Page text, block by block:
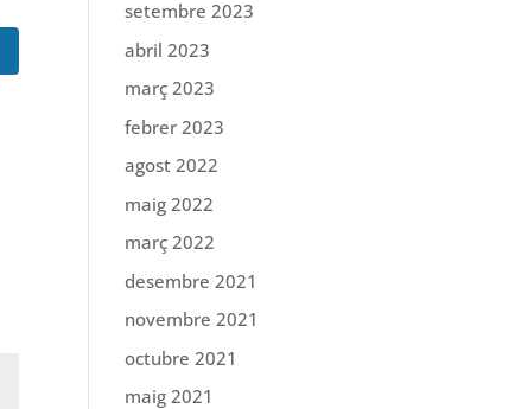
setembre 2023
abril 2023
març 2023
febrer 2023
agost 2022
maig 2022
març 2022
desembre 2021
novembre 2021
octubre 2021
maig 2021